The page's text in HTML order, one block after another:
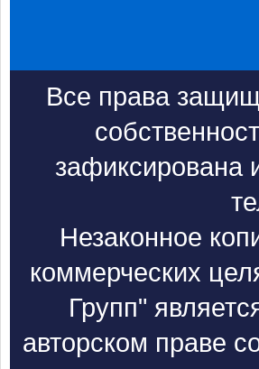
Все права
зафиксирована
Незаконное
коммерческих
Групп"
авторском праве